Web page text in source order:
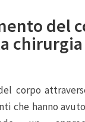
del
corpo
che hanno